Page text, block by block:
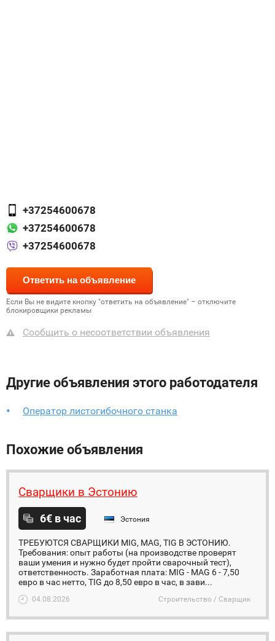
+37254600678
+37254600678
+37254600678
Если Вы не видите кнопку "ответить на объявление" – отключите
блокировщики рекламы
Сообщить о несоответствии объявления
Другие объявления этого работодателя
Оператор листогибочного станка
Похожие объявления
Сварщики в Эстонию
6€ в час Эстония
ТРЕБУЮТСЯ СВАРЩИКИ MIG, MAG, TIG В ЭСТОНИЮ.
Требования: опыт работы (на производстве проверят
ваши умения и нужно будет пройти сварочный тест),
ответственность. Заработная плата: MIG - MAG 6 - 7,50
евро в час нетто, TIG до 8,50 евро в час, в зави...
04.08.2026 Строительство / Сварщик